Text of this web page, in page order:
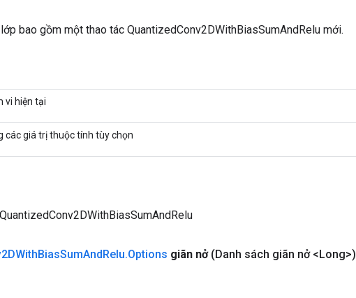
bao gồm một thao tác QuantizedConv2DWithBiasSumAndRelu mới.
vi hiện tại
các giá trị thuộc tính tùy chọn
BiasSumAndRelu.Options giãn nở (Danh sách giãn nở <Long>)